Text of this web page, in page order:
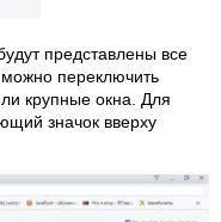
представлены все
переключить
крупные окна. Для
значок вверху